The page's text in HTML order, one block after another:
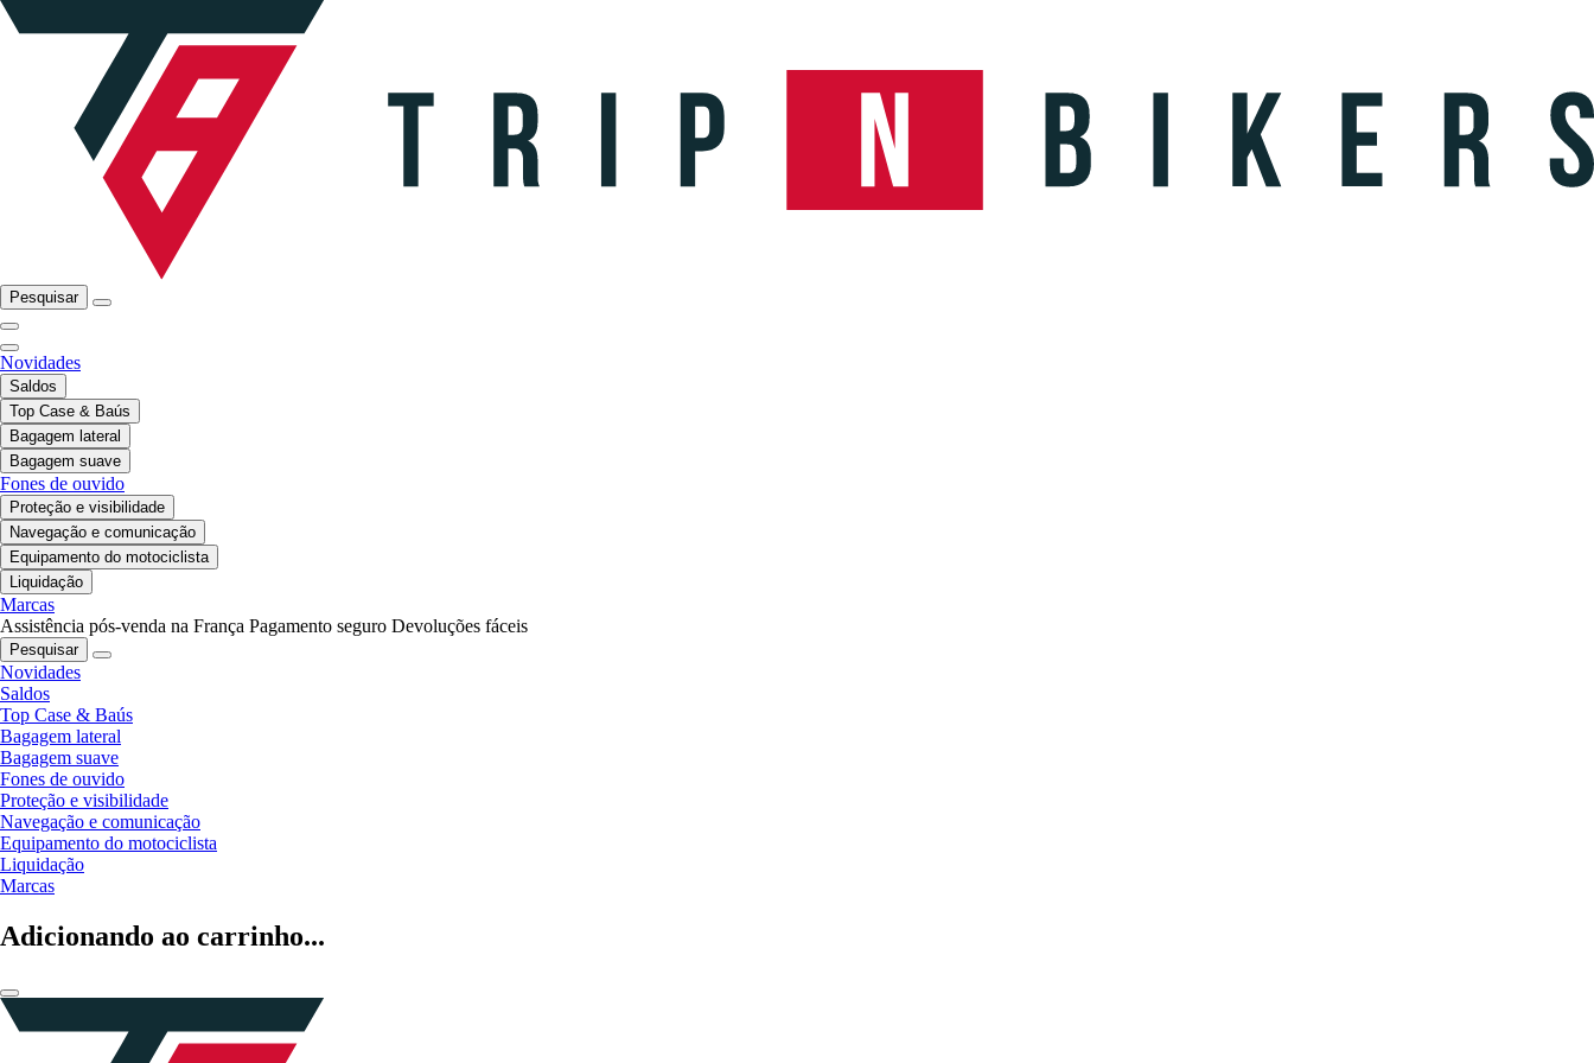
Pesquisar
Novidades
Saldos
Top Case & Baús
Bagagem lateral
Bagagem suave
Fones de ouvido
Proteção e visibilidade
Navegação e comunicação
Equipamento do motociclista
Liquidação
Marcas
Assistência pós-venda na França Pagamento seguro Devoluções fáceis
Pesquisar
Novidades
Saldos
Top Case & Baús
Bagagem lateral
Bagagem suave
Fones de ouvido
Proteção e visibilidade
Navegação e comunicação
Equipamento do motociclista
Liquidação
Marcas
Adicionando ao carrinho...